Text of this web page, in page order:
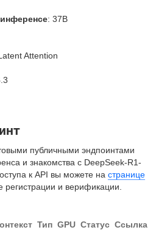
: 37B
Attention
публичными эндпоинтами
и знакомства с DeepSeek-R1-
к API вы можете на странице
регистрации и верификации.
Тип GPU Статус Ссылка